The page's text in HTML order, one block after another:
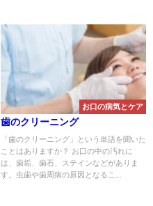
お口の病気とケア
歯のクリーニング
「歯のクリーニング」という単語を聞いた
ことはありますか？ お口の中の汚れに
は、歯垢、歯石、ステインなどがありま
す。虫歯や歯周病の原因となるこ...